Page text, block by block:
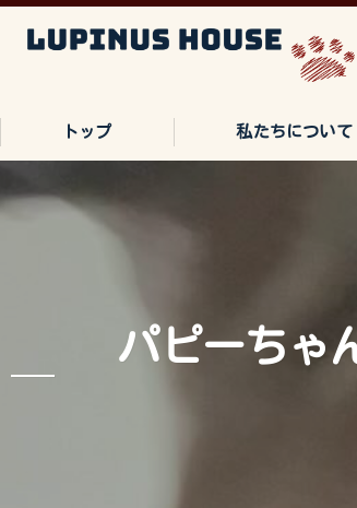
トップ 私たちについて
パピーちゃ